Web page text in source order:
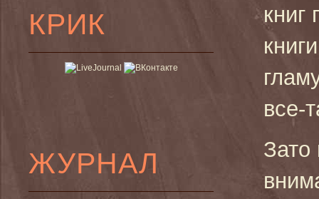
КРИК
ЖУРНАЛ
книг
все-
Зато